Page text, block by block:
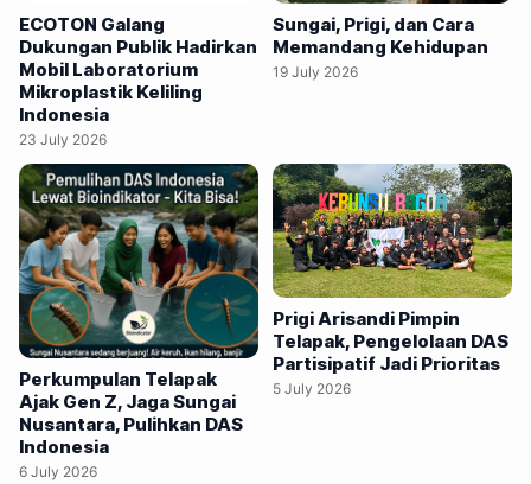
program menunjukkan tingginya minat sekolah terhadap
pembelajaran lingkungan berbasis praktik. Dari
pengalaman itu, ECOTON kemudian menggagas Mobil
Laboratorium Mikroplastik agar edukasi dapat menjangkau
sekolah-sekolah di pelosok Indonesia. PROGRAM
Microplastics Journey yang diselenggarakan Ecological
Obsevation and Wetlands Conservation (ECOTON)
bersama Hyundai, K-Green…
ECOTON Galang
Dukungan Publik Hadirkan
Mobil Laboratorium
Mikroplastik Keliling
Indonesia
23 July 2026
Sungai, Prigi, dan Cara
Memandang Kehidupan
19 July 2026
Perkumpulan Telapak
Ajak Gen Z, Jaga Sungai
Nusantara, Pulihkan DAS
Indonesia
6 July 2026
Prigi Arisandi Pimpin
Telapak, Pengelolaan DAS
Partisipatif Jadi Prioritas
5 July 2026